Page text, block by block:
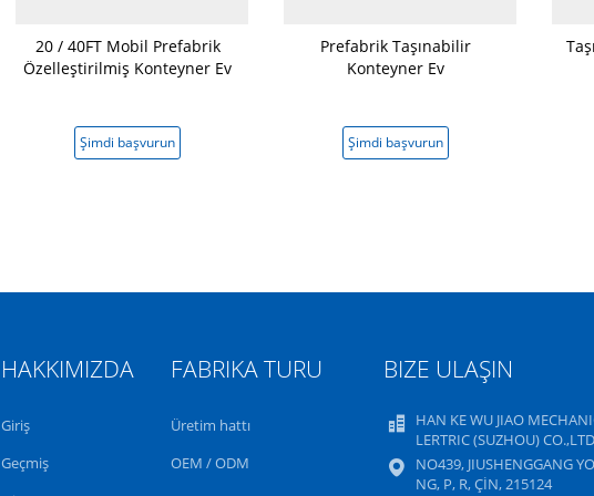
20 / 40FT Mobil Prefabrik
Özelleştirilmiş Konteyner Ev
Şimdi başvurun
Prefabrik Taşınabilir
Konteyner Ev
Şimdi başvurun
HAKKIMIZDA
Giriş
Geçmiş
FABRIKA TURU
Üretim hattı
OEM / ODM
BIZE ULAŞIN
HAN KE WU JIAO
LERTRIC (SUZHOU)
NO439, JIUSHENGGANG
NG, P, R, ÇİN, 215124